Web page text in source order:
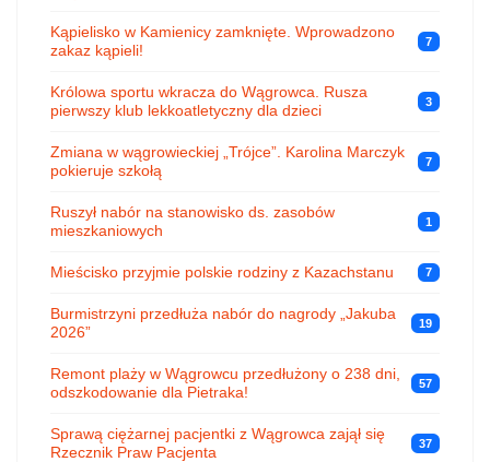
Kąpielisko w Kamienicy zamknięte. Wprowadzono
zakaz kąpieli!
7
Królowa sportu wkracza do Wągrowca. Rusza
pierwszy klub lekkoatletyczny dla dzieci
3
Zmiana w wągrowieckiej „Trójce”. Karolina Marczyk
pokieruje szkołą
7
Ruszył nabór na stanowisko ds. zasobów
mieszkaniowych
1
Mieścisko przyjmie polskie rodziny z Kazachstanu 7
Burmistrzyni przedłuża nabór do nagrody „Jakuba
2026”
19
Remont plaży w Wągrowcu przedłużony o 238 dni,
odszkodowanie dla Pietraka!
57
Sprawą ciężarnej pacjentki z Wągrowca zajął się
Rzecznik Praw Pacjenta
37